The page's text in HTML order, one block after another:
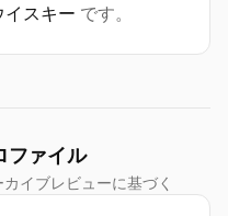
イスキー です。
ファイル
イブレビューに基づく